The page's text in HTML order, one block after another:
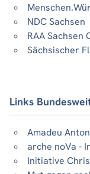
NDC Sachsen
RAA Sachsen
Sächsischer
Links
Amadeu
arche noVa -
Initiative